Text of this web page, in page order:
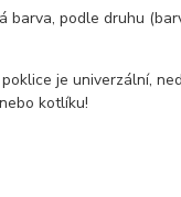
barva, podle druhu
poklice je univerzální,
kotlíku!